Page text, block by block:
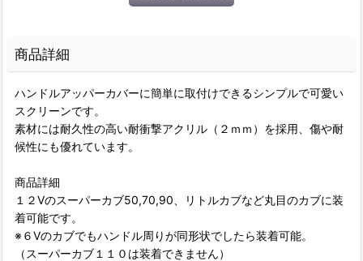
商品詳細
ハンドルアッパーカバーに簡単に取付けできるシンプルで可愛い
スクリーンです。
素材には耐久性の高い耐衝撃アクリル（２ｍｍ）を採用、傷や耐
候性にも優れています。
商品詳細
１２Vのスーパーカブ50,70,90、リトルカブなど丸目のカブに装
着可能です。
※６Vのカブでもハンドル周りが同形状でしたら装着可能。
（スーパーカブ１１０は装着できません）